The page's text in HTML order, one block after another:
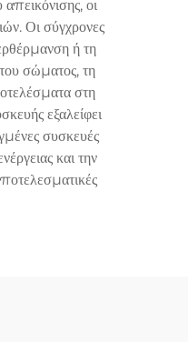
οι
Οι σύγχρονες
ή τη
σώματος, τη
στη
εξαλείφει
συσκευές
και την